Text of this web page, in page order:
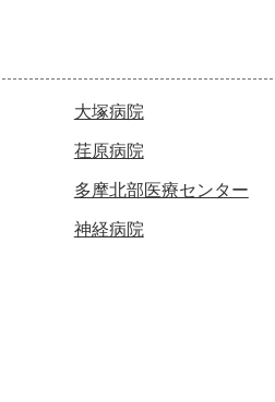
大塚病院
荏原病院
多摩北部医療センター
神経病院